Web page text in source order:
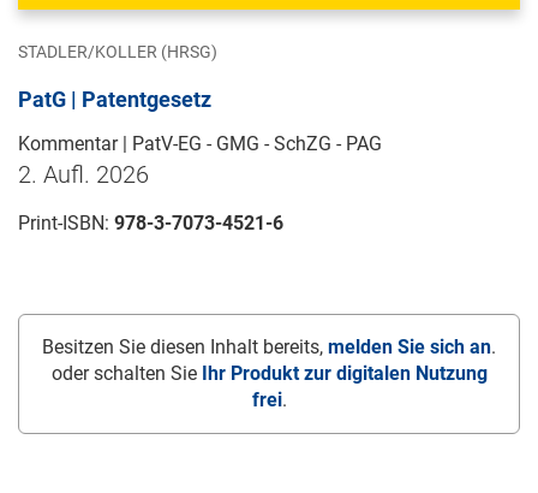
STADLER/KOLLER (HRSG)
PatG | Patentgesetz
Kommentar | PatV-EG - GMG - SchZG - PAG
2. Aufl. 2026
Print-ISBN: 978-3-7073-4521-6
Besitzen Sie diesen Inhalt bereits, melden Sie sich an.
oder schalten Sie
Ihr Produkt zur digitalen Nutzung
frei.